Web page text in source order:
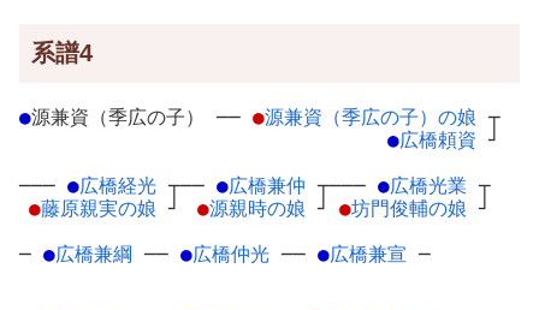
系譜4
●源兼資（季広の子） ── ●源兼資（季広の子）の娘 ┬
●広橋頼資 ┘
─── ●広橋経光 ┬
●藤原親実の娘 ┘
── ●広橋兼仲 ┬
●源親時の娘 ┘
─── ●広橋光業 ┬
●坊門俊輔の娘 ┘
─ ●広橋兼綱 ── ●広橋仲光 ── ●広橋兼宣 ─